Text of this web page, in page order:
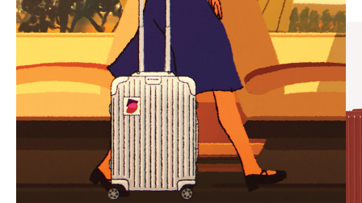
按
下
暂
点
击
按
钮
取
消
静